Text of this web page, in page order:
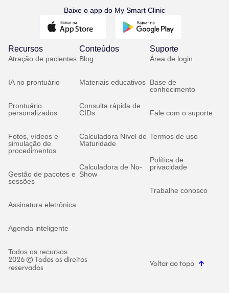
Baixe o app do My Smart Clinic
Recursos
Atração de pacientes
IA no prontuário
Prontuário
personalizados
Fotos, vídeos e
simulação de
procedimentos
Gestão de pacotes e
sessões
Assinatura eletrônica
Agenda inteligente
Todos os recursos
Conteúdos
Blog
Materiais educativos
Consulta rápida de
CIDs
Calculadora Nível de
Maturidade
Calculadora de No-
Show
Suporte
Área de login
Base de
conhecimento
Fale com o suporte
Termos de uso
Política de
privacidade
Trabalhe conosco
2026 © Todos os direitos
reservados Voltar ao topo